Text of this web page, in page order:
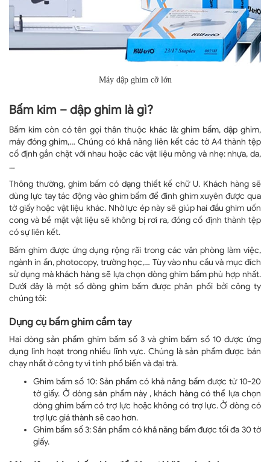
Máy dập ghim cỡ lớn
Bấm kim – dập ghim là gì?
Bấm kim còn có tên gọi thân thuộc khác là: ghim bấm, dập ghim,
máy đóng ghim,… Chúng có khả năng liên kết các tờ A4 thành tệp
cố định gắn chặt với nhau hoặc các vật liệu mỏng và nhẹ: nhựa, da,
…
Thông thường, ghim bấm có dạng thiết kế chữ U. Khách hàng sẽ
dùng lực tay tác động vào ghim bấm để đinh ghim xuyên được qua
tờ giấy hoặc vật liệu khác. Nhờ lực ép này sẽ giúp hai đầu ghim uốn
cong và bề mặt vật liệu sẽ không bị rơi ra, đóng cố định thành tệp
có sự liên kết.
Bấm ghim được ứng dụng rộng rãi trong các văn phòng làm việc,
ngành in ấn, photocopy, trường học,… Tùy vào nhu cầu và mục đích
sử dụng mà khách hàng sẽ lựa chọn dòng ghim bấm phù hợp nhất.
Dưới đây là một số dòng ghim bấm được phân phối bởi công ty
chúng tôi:
Dụng cụ bấm ghim cầm tay
Hai dòng sản phẩm ghim bấm số 3 và ghim bấm số 10 được ứng
dụng linh hoạt trong nhiều lĩnh vực. Chúng là sản phẩm được bán
chạy nhất ở công ty vì tính phổ biến và đại trà.
Ghim bấm số 10: Sản phẩm có khả năng bấm được từ 10-20
tờ giấy. Ở dòng sản phẩm này , khách hàng có thể lựa chọn
dòng ghim bấm có trợ lực hoặc không có trợ lực. Ở dòng có
trợ lực giá thành sẽ cao hơn.
Ghim bấm số 3: Sản phẩm có khả năng bấm được tối đa 30 tờ
giấy.